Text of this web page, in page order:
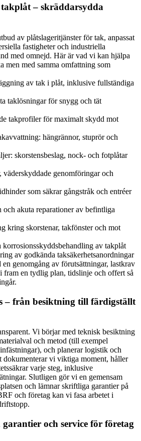
– skräddarsydda
av plåtslageritjänster för tak, anpassat
fastigheter och industriella
med omnejd. Här är vad vi kan hjälpa
men med samma omfattning som
av tak i plåt, inklusive fullständiga
taklösningar för snygg och tät
takprofiler för maximalt skydd mot
hängrännor, stuprör och
skorstensbeslag, nock- och fotplåtar
genomföringar och
som säkrar gångstråk och entréer
akuta reparationer av befintliga
kring skorstenar, takfönster och mot
av takplåt
av godkända taksäkerhetsanordningar
genomgång av förutsättningar, lastkrav
fram en tydlig plan, tidslinje och offert så
– från besiktning till färdigställt
Vi börjar med teknisk besiktning
och metod (till exempel
och planerar logistik och
dokumenterar vi viktiga moment, håller
varje steg, inklusive
Slutligen gör vi en gemensam
och lämnar skriftliga garantier på
och företag kan vi fasa arbetet i
och service för företag